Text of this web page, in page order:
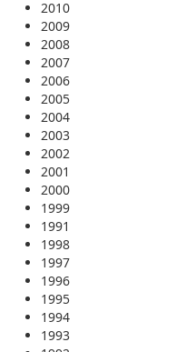
2010
2009
2008
2007
2006
2005
2004
2003
2002
2001
2000
1999
1991
1998
1997
1996
1995
1994
1993